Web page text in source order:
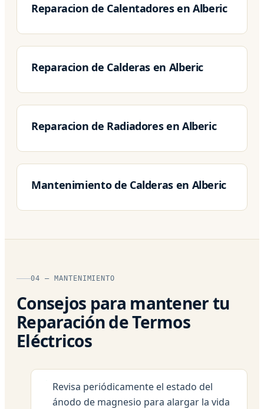
Reparacion de Calentadores en Alberic
Reparacion de Calderas en Alberic
Reparacion de Radiadores en Alberic
Mantenimiento de Calderas en Alberic
04 — MANTENIMIENTO
Consejos para mantener tu
Reparación de Termos
Eléctricos
Revisa periódicamente el estado del
ánodo de magnesio para alargar la vida